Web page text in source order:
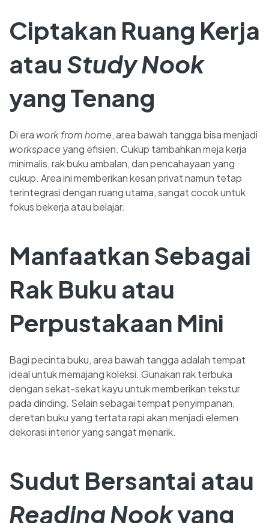
Ciptakan Ruang Kerja
atauStudy Nook
yang Tenang
Di era work from home, area bawah tangga bisa menjadi
workspace yang efisien. Cukup tambahkan meja kerja
minimalis, rak buku ambalan, dan pencahayaan yang
cukup. Area ini memberikan kesan privat namun tetap
terintegrasi dengan ruang utama, sangat cocok untuk
fokus bekerja atau belajar.
Manfaatkan Sebagai
Rak Buku atau
Perpustakaan Mini
Bagi pecinta buku, area bawah tangga adalah tempat
ideal untuk memajang koleksi. Gunakan rak terbuka
dengan sekat-sekat kayu untuk memberikan tekstur
pada dinding. Selain sebagai tempat penyimpanan,
deretan buku yang tertata rapi akan menjadi elemen
dekorasi interior yang sangat menarik.
Sudut Bersantai atau
Reading Nookyang